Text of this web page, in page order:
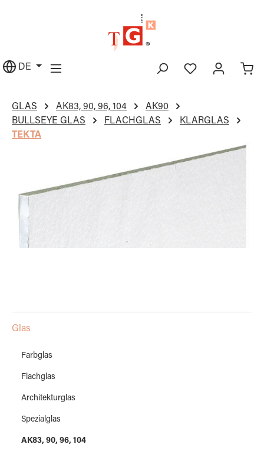
DE
GLAS AK83, 90, 96, 104
AK90
BULLSEYE GLAS
FLACHGLAS
KLARGLAS
TEKTA
Glas
Farbglas
Flachglas
Architekturglas
Spezialglas
AK83, 90, 96, 104